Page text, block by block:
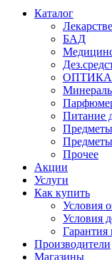
Каталог
БАД
ОПТИКА и
Питание
Прочее
Акции
Услуги
Как купить
Условия
Условия
Гарантия
Производители
Магазины